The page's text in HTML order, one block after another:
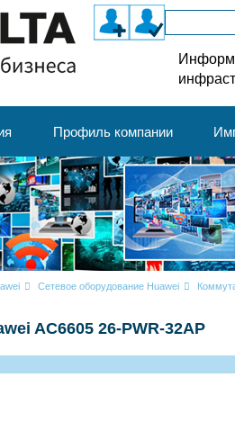
Профиль компании
Сетевое оборудование Huawei
AC6605 26-PWR-32AP